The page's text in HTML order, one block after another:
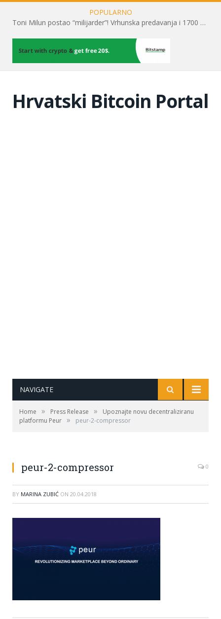
POPULARNO
Toni Milun postao “milijarder”! Vrhunska predavanja i 1700 posjetitelja obilježili su mjesec financijske pismenosti
Hrvatski Bitcoin Portal
NAVIGATE
Home » Press Release »
Upoznajte novu decentraliziranu
platformu Peur » peur-2-compressor
peur-2-compressor 0
BY MARINA ZUBIĆ ON 20.04.2018